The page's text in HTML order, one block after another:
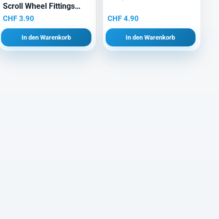
Scroll Wheel Fittings
Schwarz
CHF 3.90
In den Warenkorb
CHF4.90
In den Warenkorb